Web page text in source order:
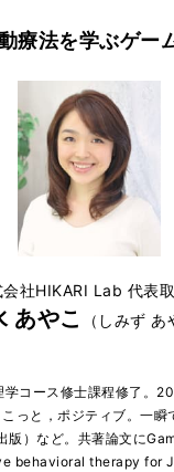
療法を学ぶゲー
会社HIKARI Lab 代表
あやこ （しみず あ
コース修士課程修了。
っと，ポジティブ。一瞬
版）など。共著論文に
behavioral therapy for